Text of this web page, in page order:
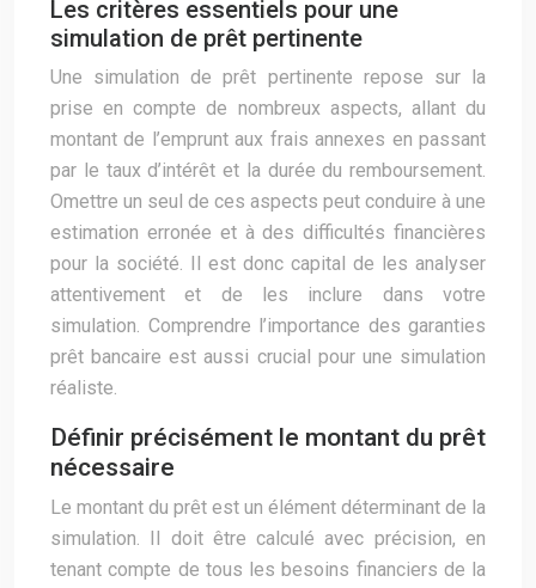
Les critères essentiels pour une
simulation de prêt pertinente
Une simulation de prêt pertinente repose sur la
prise en compte de nombreux aspects, allant du
montant de l’emprunt aux frais annexes en passant
par le taux d’intérêt et la durée du remboursement.
Omettre un seul de ces aspects peut conduire à une
estimation erronée et à des difficultés financières
pour la société. Il est donc capital de les analyser
attentivement et de les inclure dans votre
simulation. Comprendre l’importance des garanties
prêt bancaire est aussi crucial pour une simulation
réaliste.
Définir précisément le montant du prêt
nécessaire
Le montant du prêt est un élément déterminant de la
simulation. Il doit être calculé avec précision, en
tenant compte de tous les besoins financiers de la